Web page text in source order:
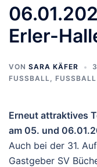
Erler-
VON SARA KÄFER
FUSSBALL
,
Erneut attraktives
am 05. und
Auch bei der 31.
Gastgeber SV